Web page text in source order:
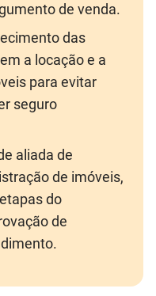
de venda.
das
a locação e a
para evitar
seguro
aliada de
de imóveis,
do
de